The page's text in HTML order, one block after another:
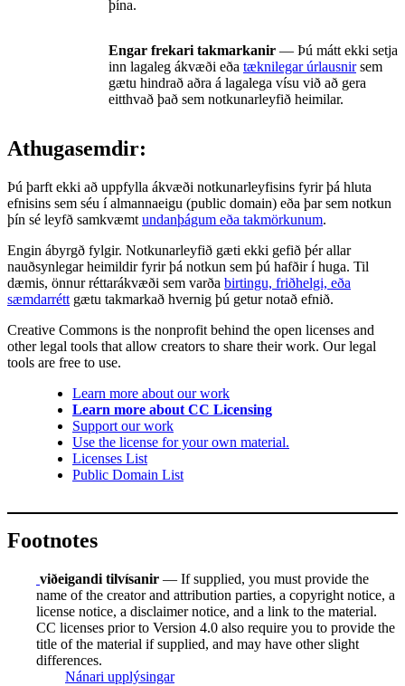
þína.
Engar frekari takmarkanir — Þú mátt ekki setja
inn lagaleg ákvæði eða tæknilegar úrlausnirsem
gætu hindrað aðra á lagalega vísu við að gera
eitthvað það sem notkunarleyfið heimilar.
Athugasemdir:
Þú þarft ekki að uppfylla ákvæði notkunarleyfisins fyrir þá hluta
efnisins sem séu í almannaeigu (public domain) eða þar sem notkun
þín sé leyfð samkvæmt undanþágum eða takmörkunum.
Engin ábyrgð fylgir. Notkunarleyfið gæti ekki gefið þér allar
nauðsynlegar heimildir fyrir þá notkun sem þú hafðir í huga. Til
dæmis, önnur réttarákvæði sem varða birtingu, friðhelgi, eða
sæmdarrétt gætu takmarkað hvernig þú getur notað efnið.
Creative Commons is the nonprofit behind the open licenses and
other legal tools that allow creators to share their work. Our legal
tools are free to use.
Learn more about our work
Learn more about CC Licensing
Support our work
Use the license for your own material.
Licenses List
Public Domain List
Footnotes
viðeigandi tilvísanir — If supplied, you must provide the
name of the creator and attribution parties, a copyright notice, a
license notice, a disclaimer notice, and a link to the material.
CC licenses prior to Version 4.0 also require you to provide the
title of the material if supplied, and may have other slight
differences.
Nánari upplýsingar